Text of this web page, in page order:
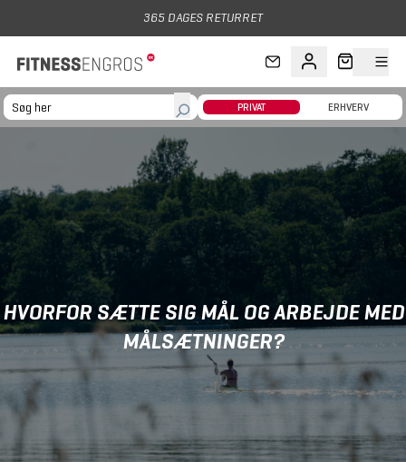
365 DAGES RETURRET
PRIVAT ERHVERV
HVORFOR SÆTTE SIG MÅL OG ARBEJDE MED
MÅLSÆTNINGER?